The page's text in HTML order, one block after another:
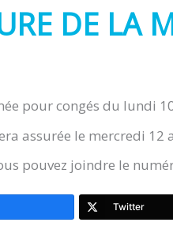
DE LA
pour congés du lundi
assurée le mercredi 12
pouvez joindre le
Twitter